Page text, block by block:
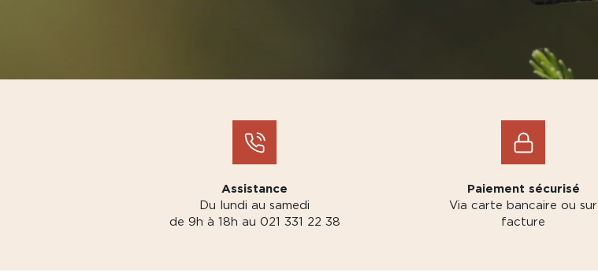
Assistance
Du lundi au samedi
de 9h à 18h au 021 331 22 38
Paiement sécurisé
Via carte bancaire ou sur
facture